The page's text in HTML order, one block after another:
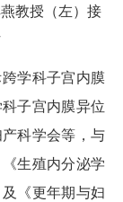
教授（左）接
学科子宫内膜
子宫内膜异位
科学会等，与
生殖内分泌学
《更年期与妇